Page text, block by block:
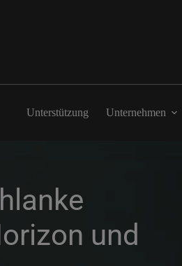
Unterstützung Unternehmen
und